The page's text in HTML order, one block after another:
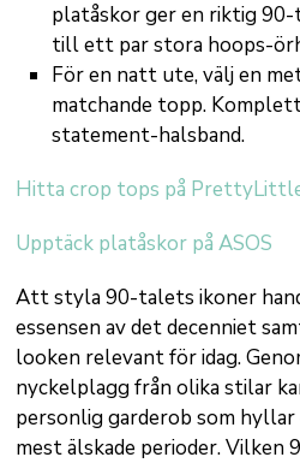
platåskor ger en riktig 90-
till ett par stora hoops-
För en natt ute, välj en
matchande topp.
statement-halsband.
Hitta crop tops på
Upptäck platåskor på ASOS
Att styla 90-talets ikoner
essensen av det decenniet
looken relevant för idag.
nyckelplagg från olika stilar
personlig garderob som hyllar
mest älskade perioder.